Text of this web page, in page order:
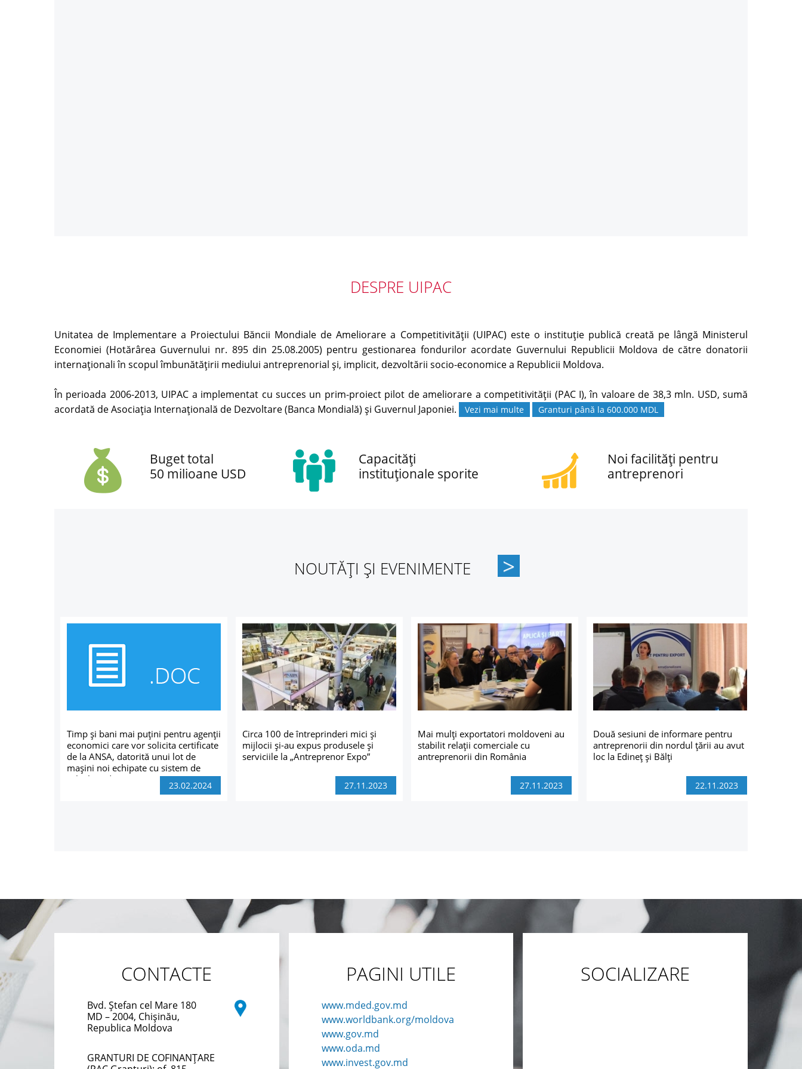
DESPRE UIPAC
Unitatea de Implementare a Proiectului Băncii Mondiale de Ameliorare a Competitivităţii (UIPAC) este o instituție publică creată pe lângă Ministerul
Economiei (Hotărârea Guvernului nr. 895 din 25.08.2005) pentru gestionarea fondurilor acordate Guvernului Republicii Moldova de către donatorii
internaţionali în scopul îmbunătățirii mediului antreprenorial și, implicit, dezvoltării socio-economice a Republicii Moldova.
În perioada 2006-2013, UIPAC a implementat cu succes un prim-proiect pilot de ameliorare a competitivităţii (PAC I), în valoare de 38,3 mln. USD, sumă
acordată de Asociația Internațională de Dezvoltare (Banca Mondială) și Guvernul Japoniei.
Vezi mai multe Granturi până la 600.000 MDL
Buget total
50 milioane USD
Capacități
instituționale sporite
Noi facilități pentru
antreprenori
NOUTĂȚI ȘI EVENIMENTE
23.02.2024
Timp și bani mai puțini pentru agenții
economici care vor solicita certificate
de la ANSA, datorită unui lot de
mașini noi echipate cu sistem de
calcul modern
27.11.2023
Circa 100 de întreprinderi mici și
mijlocii și-au expus produsele și
serviciile la „Antreprenor Expo”
27.11.2023
Mai mulți exportatori moldoveni au
stabilit relații comerciale cu
antreprenorii din România
22.11.2023
Două sesiuni de informare pentru
antreprenorii din nordul țării au avut
loc la Edineț și Bălți
CONTACTE
Bvd. Ștefan cel Mare 180
MD – 2004, Chișinău,
Republica Moldova
GRANTURI DE COFINANȚARE
PAGINI UTILE
www.mded.gov.md
www.worldbank.org/moldova
www.gov.md
www.oda.md
www.invest.gov.md
SOCIALIZARE